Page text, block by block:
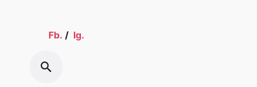
Fb. / Ig.